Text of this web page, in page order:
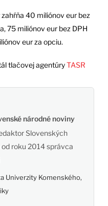
40 miliónov eur bez
75 miliónov eur bez DPH
eur za opciu.
tlačovej agentúryTASR
národné noviny
Slovenských
roku 2014 správca
Univerzity Komenského,